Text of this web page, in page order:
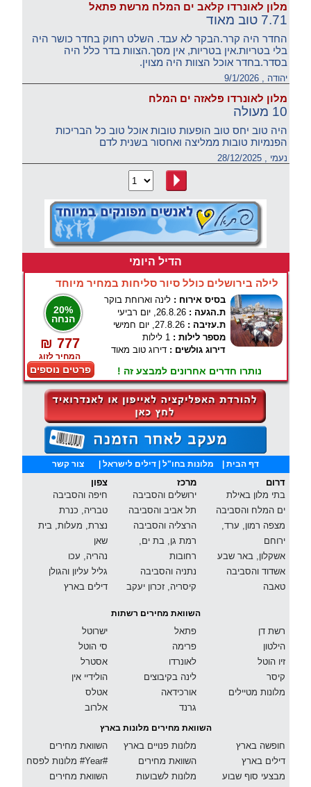
מלון לאונרדו קלאב ים המלח מרשת פתאל
7.71 טוב מאוד
החדר היה קרר.הבקר לא עבד. השלט רחוק בחדר כושר היה
בלי בטריות.אין בטריות, אין מסך.הצוות בדר כלל היה
בסדר.בחדר אוכל הצוות היה מצוין.
יהודה , 9/1/2026
מלון לאונרדו פלאזה ים המלח
10 מעולה
היה טוב יחס טוב הופעות טובות אוכל טוב כל הבריכות
הפנמיות טובות ממליצה ואחסור בשנית לדם
נעמי , 28/12/2025
הדיל היומי
לילה בירושלים כולל סיור סליחות במחיר מיוחד
20%
הנחה
₪ 777
המחיר לזוג
פרטים נוספים
בסיס אירוח : לינה וארוחת בוקר
ת.הגעה : 26.8.26, יום רביעי
ת.עזיבה : 27.8.26, יום חמישי
מספר לילות : 1 לילות
דירוג גולשים : דירוג טוב מאוד
נותרו חדרים אחרונים למבצע זה !
דף הבית מלונות בחו"ל | דילים לישראל | צור קשר
צפון
חיפה והסביבה
טבריה, כנרת
נצרת, מעלות, בית
שאן
נהריה, עכו
גליל עליון והגולן
דילים בארץ
מרכז
ירושלים והסביבה
תל אביב והסביבה
הרצליה והסביבה
רמת גן, בת ים,
רחובות
נתניה והסביבה
קיסריה, זכרון יעקב
דרום
בתי מלון באילת
ים המלח והסביבה
מצפה רמון, ערד,
ירוחם
אשקלון, באר שבע
אשדוד והסביבה
טאבה
השוואת מחירים רשתות
ישרוטל
סי הוטל
אסטרל
הולידיי אין
אטלס
אלרוב
פתאל
פרימה
לאונרדו
לינה בקיבוצים
אורכידאה
גרנד
רשת דן
הילטון
זיו הוטל
קיסר
מלונות מטיילים
השוואת מחירים מלונות בארץ
השוואת מחירים
מלונות לפסח #Year#
השוואת מחירים
מלונות פנויים בארץ
השוואת מחירים
מלונות לשבועות
חופשה בארץ
דילים בארץ
מבצעי סוף שבוע